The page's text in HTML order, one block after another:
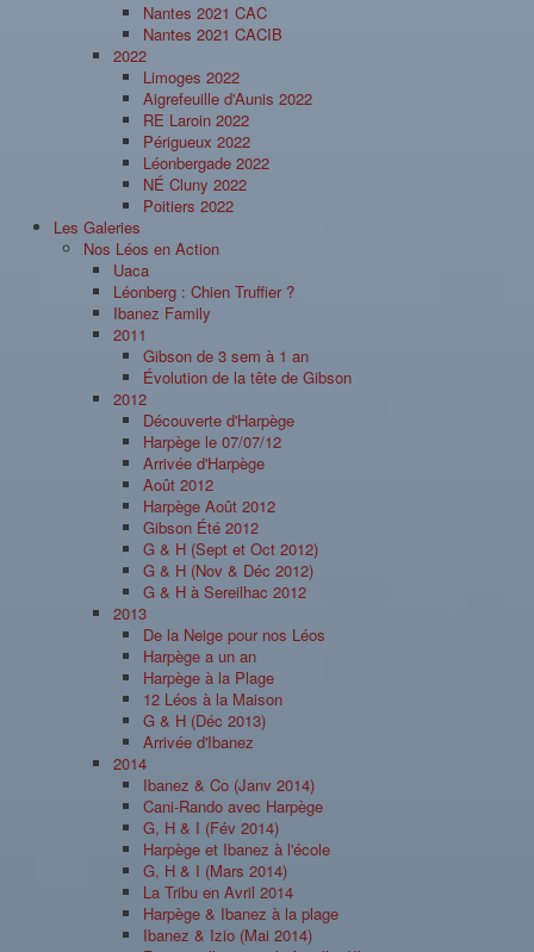
Nantes 2021 CAC
Nantes 2021 CACIB
2022
Limoges 2022
Aigrefeuille d'Aunis 2022
RE Laroin 2022
Périgueux 2022
Léonbergade 2022
NÉ Cluny 2022
Poitiers 2022
Les Galeries
Nos Léos en Action
Uaca
Léonberg : Chien Truffier ?
Ibanez Family
2011
Gibson de 3 sem à 1 an
Évolution de la tête de Gibson
2012
Découverte d'Harpège
Harpège le 07/07/12
Arrivée d'Harpège
Août 2012
Harpège Août 2012
Gibson Été 2012
G & H (Sept et Oct 2012)
G & H (Nov & Déc 2012)
G & H à Sereilhac 2012
2013
De la Neige pour nos Léos
Harpège a un an
Harpège à la Plage
12 Léos à la Maison
G & H (Déc 2013)
Arrivée d'Ibanez
2014
Ibanez & Co (Janv 2014)
Cani-Rando avec Harpège
G, H & I (Fév 2014)
Harpège et Ibanez à l'école
G, H & I (Mars 2014)
La Tribu en Avril 2014
Harpège & Ibanez à la plage
Ibanez & Izio (Mai 2014)